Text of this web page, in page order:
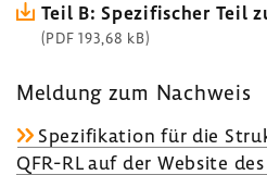
Teil B: Spezi­fi­scher Teil
(PDF 193,68 kB)
Meldung zum Nach­weis
Spezi­fi­ka­tion für die
QFR-RL auf der Website